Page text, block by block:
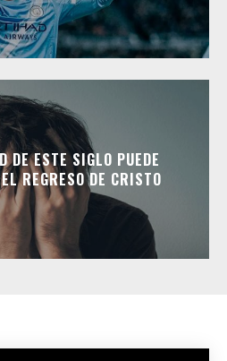
DE ESTE SIGLO PUEDE
REGRESO DE CRISTO